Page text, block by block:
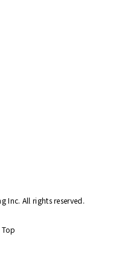
Inc. All rights reserved.